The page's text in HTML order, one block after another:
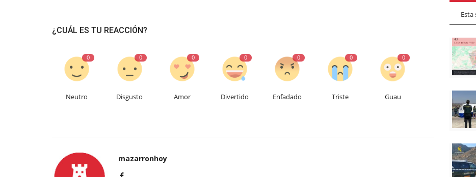
¿CUÁL ES TU REACCIÓN?
0
Neutro
0
Disgusto
0
Amor
0
Divertido
0
Enfadado
0
Triste
0
Guau
mazarronhoy
Esta